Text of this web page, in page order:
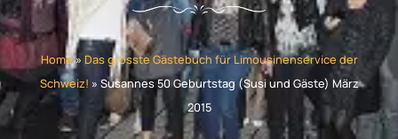
Home» Das grösste Gästebuch für Limousinenservice der
Schweiz! » Susannes 50 Geburtstag (Susi und Gäste) März
2015